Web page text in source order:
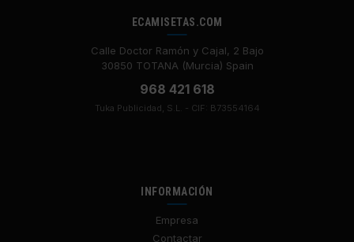
ECAMISETAS.COM
Calle Doctor Ramón y Cajal, 2 Bajo
30850 TOTANA (Murcia) Spain
968 421 618
Tuka Publicidad, S.L. - CIF: B73554164
INFORMACIÓN
Empresa
Contactar